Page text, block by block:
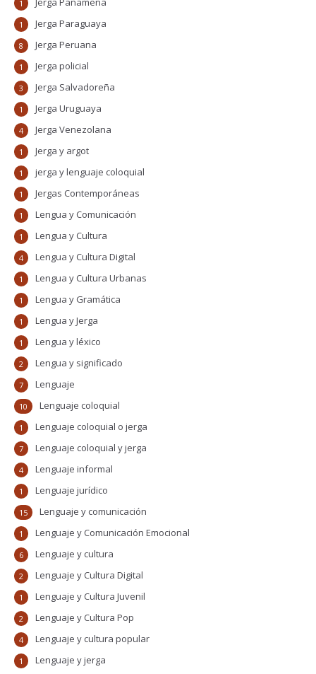
1
Jerga Paraguaya
1
Jerga Peruana
8
Jerga policial
1
Jerga Salvadoreña
3
Jerga Uruguaya
1
Jerga Venezolana
4
Jerga y argot
1
jerga y lenguaje coloquial
1
Jergas Contemporáneas
1
Lengua y Comunicación
1
Lengua y Cultura
1
Lengua y Cultura Digital
4
Lengua y Cultura Urbanas
1
Lengua y Gramática
1
Lengua y Jerga
1
Lengua y léxico
1
Lengua y significado
2
Lenguaje
7
Lenguaje coloquial
10
Lenguaje coloquial o jerga
1
Lenguaje coloquial y jerga
7
Lenguaje informal
4
Lenguaje jurídico
1
Lenguaje y comunicación
15
Lenguaje y Comunicación Emocional
1
Lenguaje y cultura
6
Lenguaje y Cultura Digital
2
Lenguaje y Cultura Juvenil
1
Lenguaje y Cultura Pop
2
Lenguaje y cultura popular
4
Lenguaje y jerga
1